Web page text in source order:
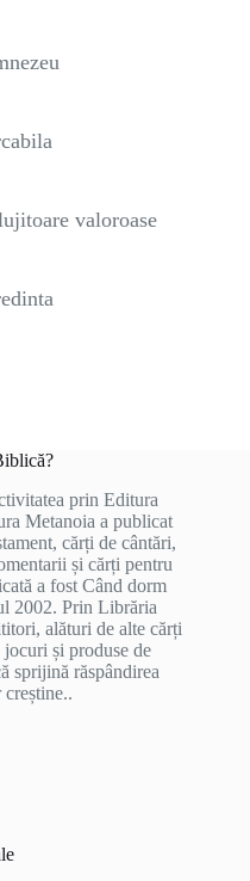
valoroase
prin Editura
Metanoia a publicat
cărți de cântări,
și cărți pentru
a fost Când dorm
2002. Prin Librăria
alături de alte cărți
și produse de
sprijină răspândirea